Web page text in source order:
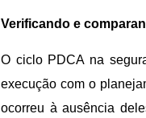
Verificando e
O ciclo PDCA na
execução com o
ocorreu à ausência